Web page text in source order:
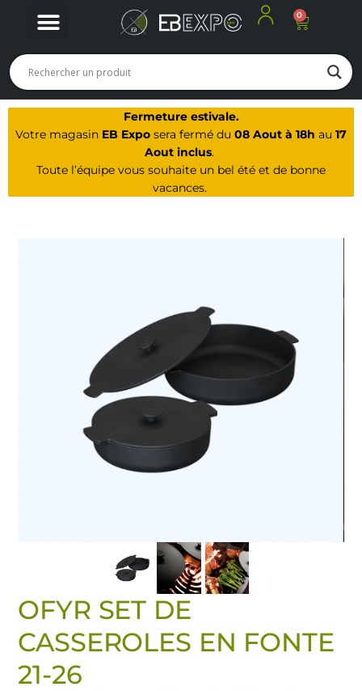
0
Panier
Fermeture estivale.
Votre magasin EB Expo sera fermé du 08 Aout à 18h au 17
Aout inclus.
Toute l’équipe vous souhaite un bel été et de bonne
vacances.
OFYR SET DE
CASSEROLES EN FONTE
21-26